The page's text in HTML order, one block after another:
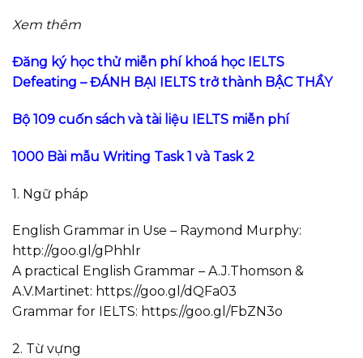
Xem thêm
Đăng ký học thử miễn phí khoá học IELTS
Defeating – ĐÁNH BẠI IELTS trở thành BẬC THẦY
Bộ 109 cuốn sách và tài liệu IELTS miễn phí
1000 Bài mẫu Writing Task 1 và Task 2
1. Ngữ pháp
English Grammar in Use – Raymond Murphy:
http://goo.gl/gPhhlr
A practical English Grammar – A.J.Thomson &
A.V.Martinet: https://goo.gl/dQFa03
Grammar for IELTS: https://goo.gl/FbZN3o
2. Từ vựng